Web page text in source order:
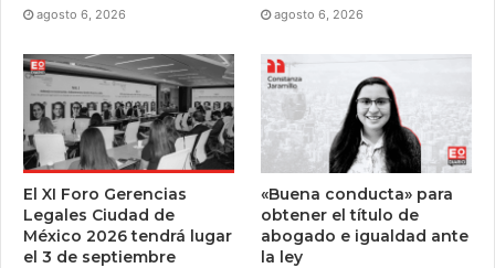
agosto 6, 2026 agosto 6, 2026
El XI Foro Gerencias
Legales Ciudad de
México 2026 tendrá lugar
el 3 de septiembre
«Buena conducta» para
obtener el título de
abogado e igualdad ante
la ley